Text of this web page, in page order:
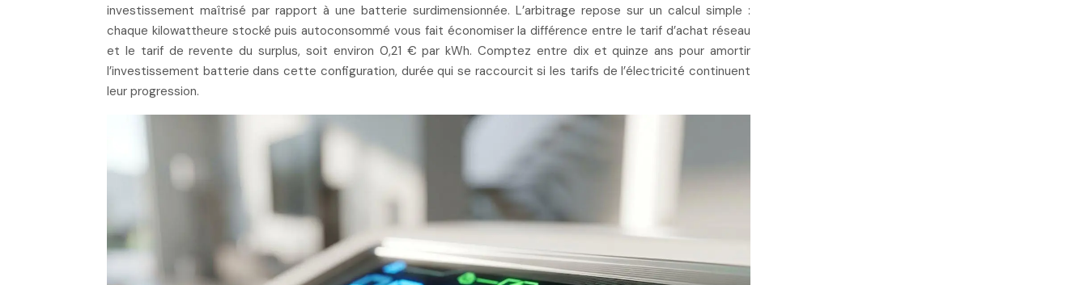
investissement maîtrisé par rapport à une batterie surdimensionnée. L’arbitrage repose sur un calcul simple :
chaque kilowattheure stocké puis autoconsommé vous fait économiser la différence entre le tarif d’achat réseau
et le tarif de revente du surplus, soit environ 0,21 € par kWh. Comptez entre dix et quinze ans pour amortir
l’investissement batterie dans cette configuration, durée qui se raccourcit si les tarifs de l’électricité continuent
leur progression.